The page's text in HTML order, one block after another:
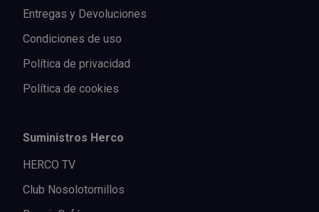
Entregas y Devoluciones
Condiciones de uso
Política de privacidad
Política de cookies
Suministros Herco
HERCO TV
Club Nosolotornillos